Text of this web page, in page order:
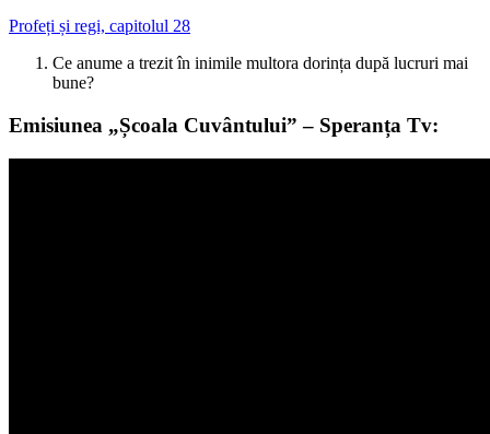
Profeți și regi, capitolul 28
Ce anume a trezit în inimile multora dorința după lucruri mai
bune?
Emisiunea „Școala Cuvântului” – Speranța Tv: